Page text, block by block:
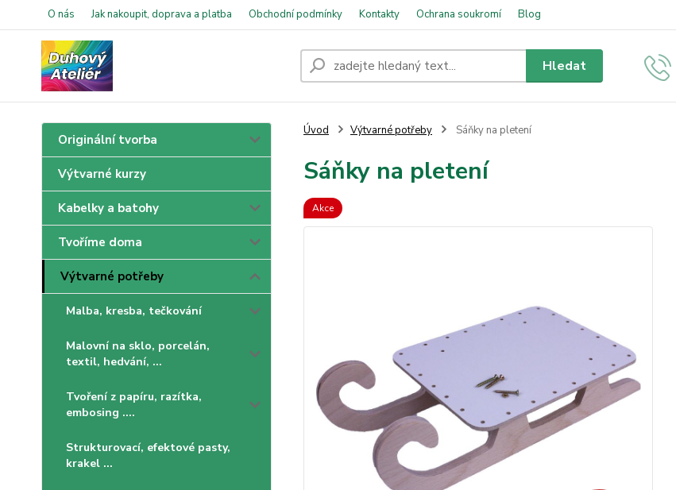
O nás Jak nakoupit, doprava a platba Obchodní podmínky Kontakty Ochrana soukromí Blog
Hledat
Originální tvorba
Výtvarné kurzy
Kabelky a batohy
Tvoříme doma
Výtvarné potřeby
Malba, kresba, tečkování
Malovní na sklo, porcelán,
textil, hedvání, ...
Tvoření z papíru, razítka,
embosing ....
Strukturovací, efektové pasty,
krakel ...
Úvod Výtvarné potřeby Sáňky na pletení
Sáňky na pletení
Akce